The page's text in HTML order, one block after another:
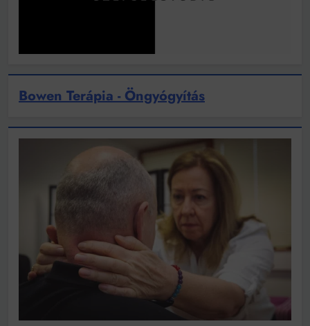
Bowen Terápia - Öngyógyítás